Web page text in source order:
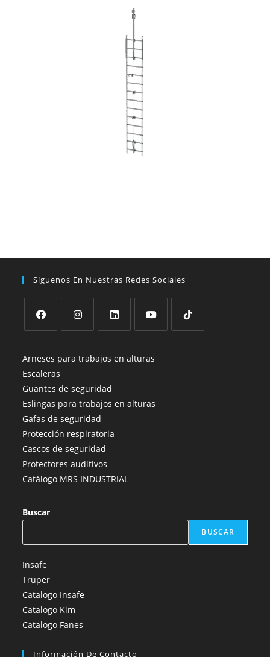
Síguenos En Nuestras Redes Sociales
Arneses para trabajos en alturas
Escaleras
Guantes de seguridad
Eslingas para trabajos en alturas
Gafas de seguridad
Protección respiratoria
Cascos de seguridad
Protectores auditivos
Catálogo MRS INDUSTRIAL
Buscar
BUSCAR
Insafe
Truper
Catalogo Insafe
Catalogo Kim
Catalogo Fanes
Información De Contacto